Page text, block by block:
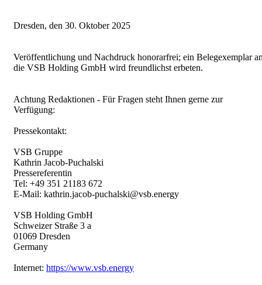
Dresden, den 30. Oktober 2025
Veröffentlichung und Nachdruck honorarfrei; ein Belegexemplar
die VSB Holding GmbH wird freundlichst erbeten.
Achtung Redaktionen - Für Fragen steht Ihnen gerne zur
Verfügung:
Pressekontakt:
VSB Gruppe
Kathrin Jacob-Puchalski
Pressereferentin
Tel: +49 351 21183 672
E-Mail: kathrin.jacob-puchalski@vsb.energy
VSB Holding GmbH
Schweizer Straße 3 a
01069 Dresden
Germany
Internet: https://www.vsb.energy